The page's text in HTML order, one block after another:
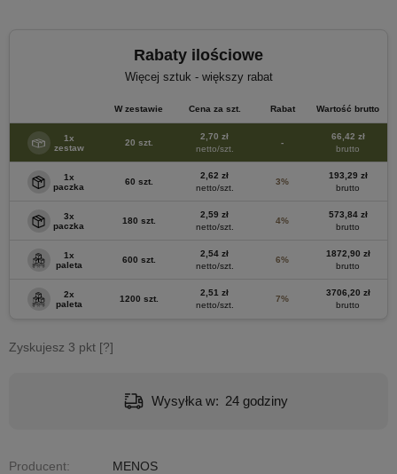
Rabaty ilościowe
Więcej sztuk - większy rabat
W zestawie Cena za szt. Rabat Wartość brutto
1x
zestaw
20 szt.
2,70 zł
netto/szt.
-
66,42 zł
brutto
1x
paczka
60 szt.
2,62 zł
netto/szt.
3%
193,29 zł
brutto
3x
paczka
180 szt.
2,59 zł
netto/szt.
4%
573,84 zł
brutto
1x
paleta
600 szt.
2,54 zł
netto/szt.
6%
1872,90 zł
brutto
2x
paleta
1200 szt.
2,51 zł
netto/szt.
7%
3706,20 zł
brutto
Zyskujesz 3 pkt [?]
Wysyłka w: 24 godziny
Producent:
MENOS